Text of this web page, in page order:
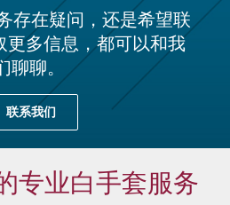
存在疑问，还是希望联
更多信息，都可以和我
聊聊。
联系我们
专业白手套服务